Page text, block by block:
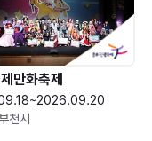
만화축제
천시